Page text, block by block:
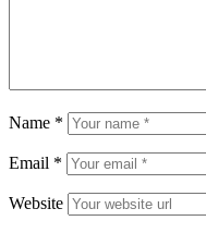
Name *
Email *
Website